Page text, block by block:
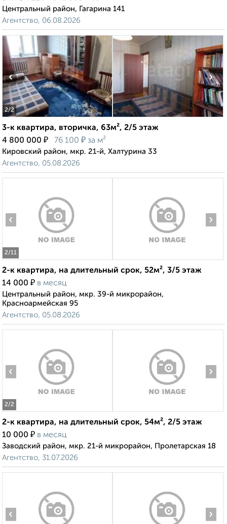
Центральный район, Гагарина 141
Агентство, 06.08.2026
2/2
‹ ›
3-к квартира, вторичка, 63м², 2/5 этаж
4 800 000 ₽ 76 100 ₽ за м²
Кировский район, мкр. 21-й, Халтурина 33
Агентство, 05.08.2026
2/11
‹ ›
2-к квартира, на длительный срок, 52м², 3/5 этаж
14 000 ₽ в месяц
Центральный район, мкр. 39-й микрорайон,
Красноармейская 95
Агентство, 05.08.2026
2/2
‹ ›
2-к квартира, на длительный срок, 54м², 2/5 этаж
10 000 ₽ в месяц
Заводский район, мкр. 21-й микрорайон, Пролетарская 18
Агентство, 31.07.2026
‹ ›